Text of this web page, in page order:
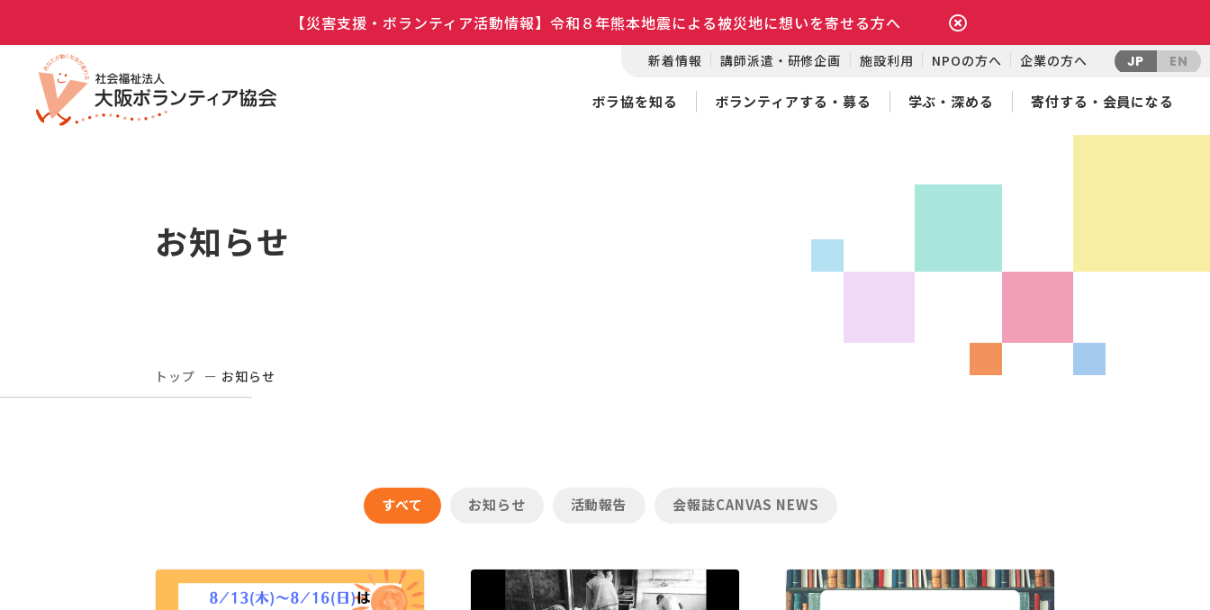
【災害支援・ボランティア活動情報】令和８年熊本地震による被災地に想いを寄せる方へ
新着情報 講師派遣・研修企画 施設利用 NPOの方へ 企業の方へ JP EN
ボラ協を知る ボランティアする・募る 学ぶ・深める 寄付する・会員になる
お知らせ
トップ お知らせ
すべて お知らせ 活動報告 会報誌CANVAS NEWS